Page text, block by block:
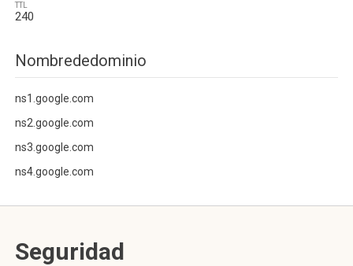
TTL
240
Nombrededominio
ns1.google.com
ns2.google.com
ns3.google.com
ns4.google.com
Seguridad